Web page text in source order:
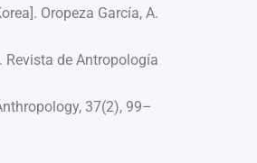
Oropeza García, A.
de Antropología
37(2), 99–